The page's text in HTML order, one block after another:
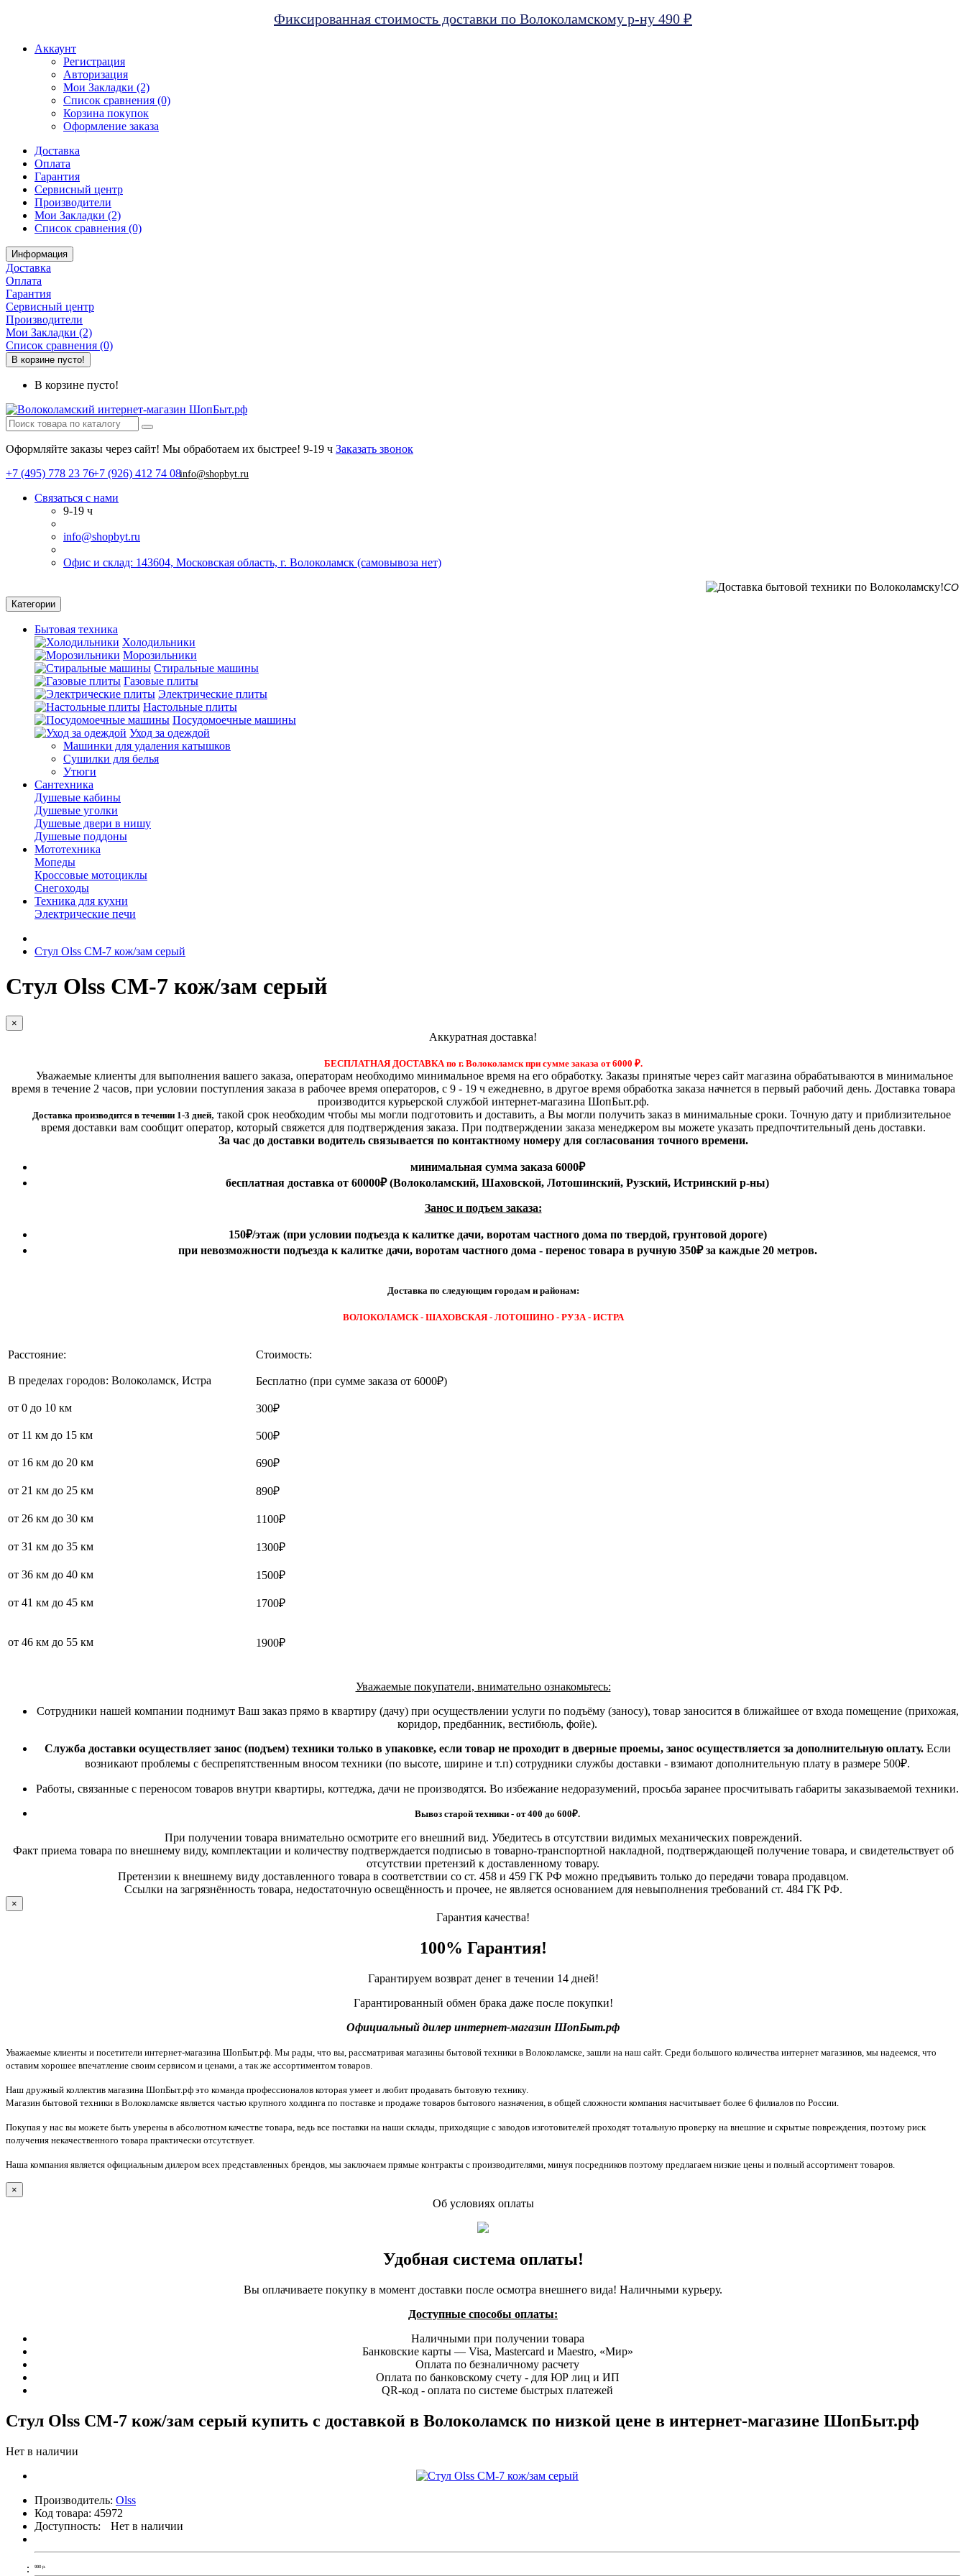
Фиксированная стоимость доставки по Волоколамскому р-ну 490 ₽
Аккаунт
Регистрация
Авторизация
Мои Закладки (2)
Список сравнения (0)
Корзина покупок
Оформление заказа
Доставка
Оплата
Гарантия
Сервисный центр
Производители
Мои Закладки (2)
Список сравнения (0)
Информация
Доставка
Оплата
Гарантия
Сервисный центр
Производители
Мои Закладки (2)
Список сравнения (0)
В корзине пусто!
В корзине пусто!
Оформляйте заказы через сайт! Мы обработаем их быстрее! 9-19 ч Заказать звонок
+7 (495) 778 23 76+7 (926) 412 74 08info@shopbyt.ru
Связаться с нами
9-19 ч
info@shopbyt.ru
Офис и склад: 143604, Московская область, г. Волоколамск (самовывоза нет)
СО
Категории
Бытовая техника
Холодильники
Морозильники
Стиральные машины
Газовые плиты
Электрические плиты
Настольные плиты
Посудомоечные машины
Уход за одеждой
Машинки для удаления катышков
Сушилки для белья
Утюги
Сантехника
Душевые кабины
Душевые уголки
Душевые двери в нишу
Душевые поддоны
Мототехника
Мопеды
Кроссовые мотоциклы
Снегоходы
Техника для кухни
Электрические печи
Стул Olss СМ-7 кож/зам серый
Стул Olss СМ-7 кож/зам серый
×
Аккуратная доставка!
БЕСПЛАТНАЯ ДОСТАВКА по г. Волоколамск при сумме заказа от 6000 ₽.
Уважаемые клиенты для выполнения вашего заказа, операторам необходимо минимальное время на его обработку. Заказы принятые через сайт магазина обрабатываются в минимальное
время в течение 2 часов, при условии поступления заказа в рабочее время операторов, с 9 - 19 ч ежедневно, в другое время обработка заказа начнется в первый рабочий день. Доставка товара
производится курьерской службой интернет-магазина ШопБыт.рф.
Доставка производится в течении 1-3 дней, такой срок необходим чтобы мы могли подготовить и доставить, а Вы могли получить заказ в минимальные сроки. Точную дату и приблизительное
время доставки вам сообщит оператор, который свяжется для подтверждения заказа. При подтверждении заказа менеджером вы можете указать предпочтительный день доставки.
За час до доставки водитель связывается по контактному номеру для согласования точного времени.
минимальная сумма заказа 6000₽
бесплатная доставка от 60000₽ (Волоколамский, Шаховской, Лотошинский, Рузский, Истринский р-ны)
Занос и подъем заказа:
150₽/этаж(при условии подъезда к калитке дачи, воротам частного дома по твердой, грунтовой дороге)
при невозможности подъезда к калитке дачи, воротам частного дома - перенос товара в ручную 350₽ за каждые 20 метров.
Доставка по следующим городам и районам:
ВОЛОКОЛАМСК - ШАХОВСКАЯ - ЛОТОШИНО - РУЗА - ИСТРА
Расстояние: Стоимость:
В пределах городов: Волоколамск, Истра Бесплатно (при сумме заказа от 6000₽)
от 0 до 10 км 300₽
от 11 км до 15 км 500₽
от 16 км до 20 км 690₽
от 21 км до 25 км 890₽
от 26 км до 30 км 1100₽
от 31 км до 35 км 1300₽
от 36 км до 40 км 1500₽
от 41 км до 45 км 1700₽
от 46 км до 55 км 1900₽
Уважаемые покупатели, внимательно ознакомьтесь:
Сотрудники нашей компании поднимут Ваш заказ прямо в квартиру (дачу) при осуществлении услуги по подъёму (заносу), товар заносится в ближайшее от входа помещение (прихожая,
коридор, предбанник, вестибюль, фойе).
Служба доставки осуществляет занос (подъем) техники только в упаковке, если товар не проходит в дверные проемы, занос осуществляется за дополнительную оплату. Если
возникают проблемы с беспрепятственным вносом техники (по высоте, ширине и т.п) сотрудники службы доставки - взимают дополнительную плату в размере 500₽.
Работы, связанные с переносом товаров внутри квартиры, коттеджа, дачи не производятся. Во избежание недоразумений, просьба заранее просчитывать габариты заказываемой техники.
Вывоз старой техники - от 400 до 600₽.
При получении товара внимательно осмотрите его внешний вид. Убедитесь в отсутствии видимых механических повреждений.
Факт приема товара по внешнему виду, комплектации и количеству подтверждается подписью в товарно-транспортной накладной, подтверждающей получение товара, и свидетельствует об
отсутствии претензий к доставленному товару.
Претензии к внешнему виду доставленного товара в соответствии со ст. 458 и 459 ГК РФ можно предъявить только до передачи товара продавцом.
Ссылки на загрязнённость товара, недостаточную освещённость и прочее, не является основанием для невыполнения требований ст. 484 ГК РФ.
×
Гарантия качества!
100% Гарантия!
Гарантируем возврат денег в течении 14 дней!
Гарантированный обмен брака даже после покупки!
Официальный дилер интернет-магазин ШопБыт.рф
Уважаемые клиенты и посетители интернет-магазина ШопБыт.рф. Мы рады, что вы, рассматривая магазины бытовой техники в Волоколамске, зашли на наш сайт. Среди большого количества интернет магазинов, мы надеемся, что
оставим хорошее впечатление своим сервисом и ценами, а так же ассортиментом товаров.
Наш дружный коллектив магазина ШопБыт.рф это команда профессионалов которая умеет и любит продавать бытовую технику.
Магазин бытовой техники в Волоколамске является частью крупного холдинга по поставке и продаже товаров бытового назначения, в общей сложности компания насчитывает более 6 филиалов по России.
Покупая у нас вы можете быть уверены в абсолютном качестве товара, ведь все поставки на наши склады, приходящие с заводов изготовителей проходят тотальную проверку на внешние и скрытые повреждения, поэтому риск
получения некачественного товара практически отсутствует.
Наша компания является официальным дилером всех представленных брендов, мы заключаем прямые контракты с производителями, минуя посредников поэтому предлагаем низкие цены и полный ассортимент товаров.
×
Об условиях оплаты
Удобная система оплаты!
Вы оплачиваете покупку в момент доставки после осмотра внешнего вида! Наличными курьеру.
Доступные способы оплаты:
Наличными при получении товара
Банковские карты — Visa, Mastercard и Maestro, «Мир»
Оплата по безналичному расчету
Оплата по банковскому счету - для ЮР лиц и ИП
QR-код - оплата по системе быстрых платежей
Стул Olss СМ-7 кож/зам серый купить с доставкой в Волоколамск по низкой цене в интернет-магазине ШопБыт.рф
Нет в наличии
Производитель: Olss
Код товара: 45972
Доступность:
Нет в наличии
990 р.